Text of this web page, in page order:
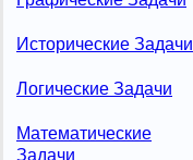
Исторические Задачи
Логические Задачи
Математические
Задачи